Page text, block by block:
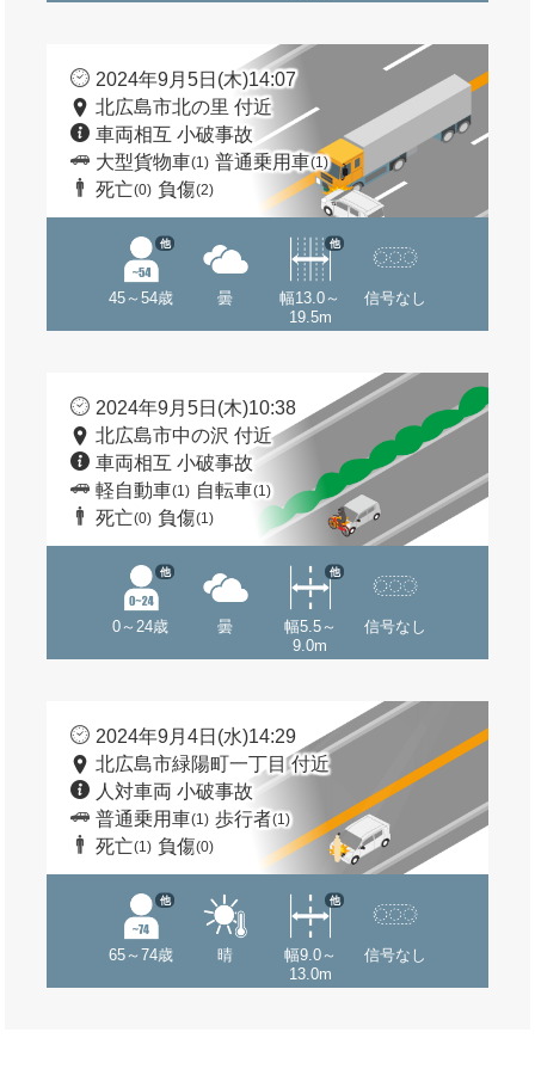
2024年9月5日(木)14:07
北広島市北の里 付近
車両相互 小破事故
大型貨物車(1) 普通乗用車(1)
死亡(0) 負傷(2)
45～54歳
他
曇
幅13.0～
19.5m
他
信号なし
2024年9月5日(木)10:38
北広島市中の沢 付近
車両相互 小破事故
軽自動車(1) 自転車(1)
死亡(0) 負傷(1)
0～24歳
他
曇
幅5.5～
9.0m
他
信号なし
2024年9月4日(水)14:29
北広島市緑陽町一丁目 付近
人対車両 小破事故
普通乗用車(1) 歩行者(1)
死亡(1) 負傷(0)
65～74歳
他
晴
幅9.0～
13.0m
他
信号なし